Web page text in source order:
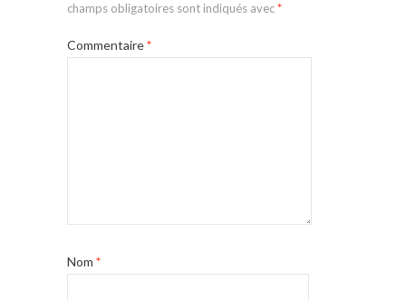
champs obligatoires sont indiqués avec*
Commentaire*
Nom *